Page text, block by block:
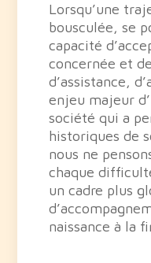
Lorsqu’une
bousculée, se
capacité
concernée et
d’assistance,
enjeu majeur
société qui a
historiques de
nous ne
chaque
un cadre plus
naissance à la